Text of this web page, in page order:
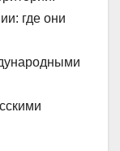
где они